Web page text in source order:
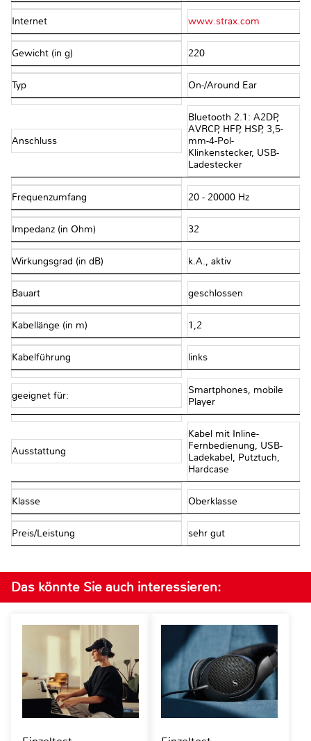
Internet www.strax.com
Gewicht (in g) 220
Typ On-/Around Ear
Anschluss
Bluetooth 2.1: A2DP,
AVRCP, HFP, HSP, 3,5-
mm-4-Pol-
Klinkenstecker, USB-
Ladestecker
Frequenzumfang 20 - 20000 Hz
Impedanz (in Ohm) 32
Wirkungsgrad (in dB) k.A., aktiv
Bauart geschlossen
Kabellänge (in m) 1,2
Kabelführung links
geeignet für:
Smartphones, mobile
Player
Ausstattung
Kabel mit Inline-
Fernbedienung, USB-
Ladekabel, Putztuch,
Hardcase
Klasse Oberklasse
Preis/Leistung sehr gut
Das könnte Sie auch interessieren: